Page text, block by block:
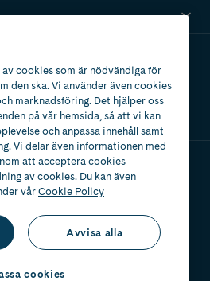
cookies som är nödvändiga för
den ska. Vi använder även cookies
marknadsföring. Det hjälper oss
på vår hemsida, så att vi kan
och anpassa innehåll samt
Vi delar även informationen med
att acceptera cookies
av cookies. Du kan även
vårCookie Policy
Avvisa alla
cookies